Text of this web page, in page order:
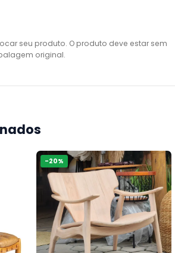
seu produto. O produto deve estar sem
original.
-20%